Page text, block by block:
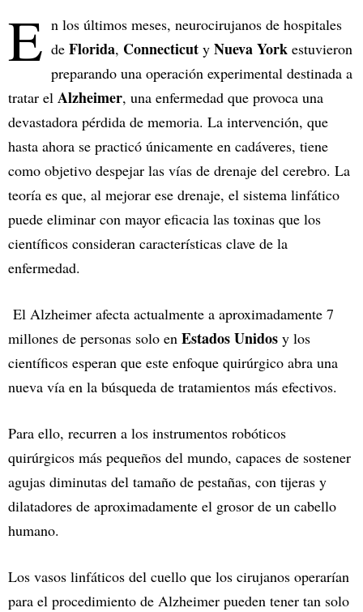
E n los últimos meses, neurocirujanos de hospitales
de Florida, Connecticut y Nueva York estuvieron
preparando una operación experimental destinada a
tratar el Alzheimer, una enfermedad que provoca una
devastadora pérdida de memoria. La intervención, que
hasta ahora se practicó únicamente en cadáveres, tiene
como objetivo despejar las vías de drenaje del cerebro. La
teoría es que, al mejorar ese drenaje, el sistema linfático
puede eliminar con mayor eficacia las toxinas que los
científicos consideran características clave de la
enfermedad.
El Alzheimer afecta actualmente a aproximadamente 7
millones de personas solo en Estados Unidos y los
científicos esperan que este enfoque quirúrgico abra una
nueva vía en la búsqueda de tratamientos más efectivos.
Para ello, recurren a los instrumentos robóticos
quirúrgicos más pequeños del mundo, capaces de sostener
agujas diminutas del tamaño de pestañas, con tijeras y
dilatadores de aproximadamente el grosor de un cabello
humano.
Los vasos linfáticos del cuello que los cirujanos operarían
para el procedimiento de Alzheimer pueden tener tan solo